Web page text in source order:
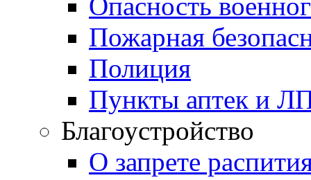
Опасность
Пожарная
Полиция
Пункты аптек и
Благоустройство
О запрете